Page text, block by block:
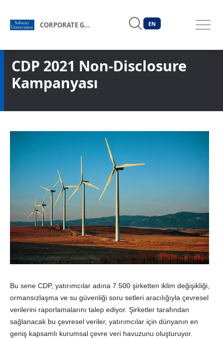
CORPORATE GOVERNANCE FORUM OF TÜRKİYE EN
CDP 2021 Non-Disclosure
Kampanyası
Bu sene CDP, yatırımcılar adına 7.500 şirketten iklim değişikliği,
ormansızlaşma ve su güvenliği soru setleri aracılığıyla çevresel
verilerini raporlamalarını talep ediyor. Şirketler tarafından
sağlanacak bu çevresel veriler, yatırımcılar için dünyanın en
geniş kapsamlı kurumsal çevre veri havuzunu oluşturuyor.